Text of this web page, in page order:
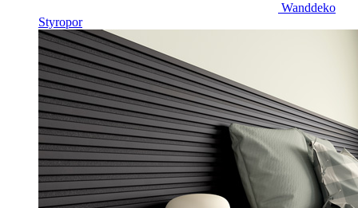
Wanddeko
Styropor